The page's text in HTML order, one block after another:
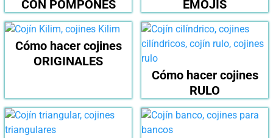
CON POMPONES
EMOJIS
Cómo hacer cojines
ORIGINALES
Cómo hacer cojines
RULO